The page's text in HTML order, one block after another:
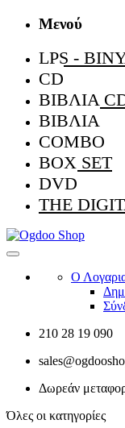
Μενού
LPS -
CD
ΒΙΒΛΊΑ
ΒΙΒΛΊΑ
COMBO
BOX SET
DVD
THE
Ο
210 28 19 090
Δωρεάν
Όλες οι κατηγορίες